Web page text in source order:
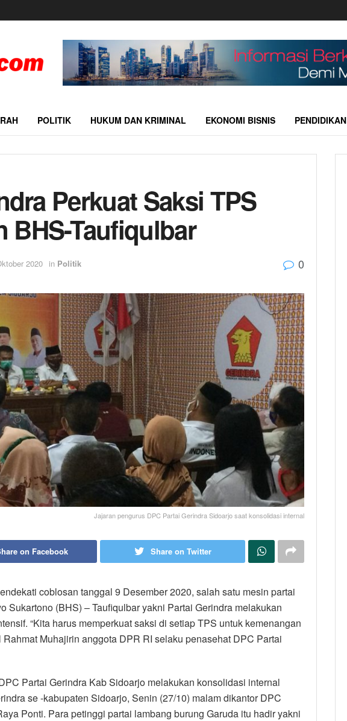
POLITIK HUKUM DAN KRIMINAL EKONOMI BISNIS PENDIDIKAN
Perkuat Saksi TPS
BHS-Taufiqulbar
2020 in Politik 0
Jajaran pengurus DPC Partai Gerindra Sidoarjo saat konsolidasi internal
on Facebook Share on Twitter
coblosan tanggal 9 Desember 2020, salah satu mesin partai
Sukartono (BHS) – Taufiqulbar yakni Partai Gerindra melakukan
“Kita harus memperkuat saksi di setiap TPS untuk kemenangan
Rahmat Muhajirin anggota DPR RI selaku penasehat DPC Partai
Partai Gerindra Kab Sidoarjo melakukan konsolidasi internal
se -kabupaten Sidoarjo, Senin (27/10) malam dikantor DPC
Ponti. Para petinggi partai lambang burung Garuda itu hadir yakni